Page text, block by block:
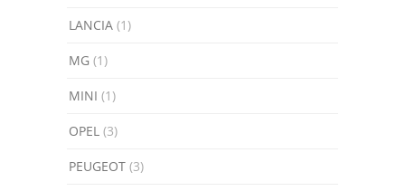
LANCIA (1)
MG (1)
MINI (1)
OPEL (3)
PEUGEOT (3)